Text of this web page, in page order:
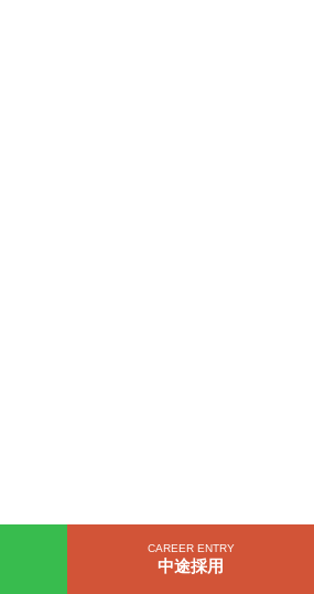
CAREER ENTRY
中途採用